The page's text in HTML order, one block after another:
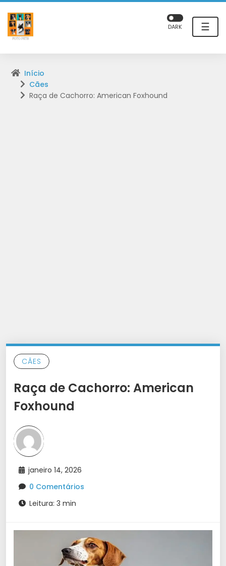
☰
DARK
Início
Cães
Raça de Cachorro: American Foxhound
CÃES
Raça de Cachorro: American
Foxhound
janeiro 14, 2026
0 Comentários
Leitura: 3 min